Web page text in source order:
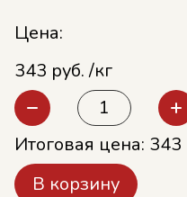
Цена:
343 руб. /кг
Итоговая цена: 343
В корзину